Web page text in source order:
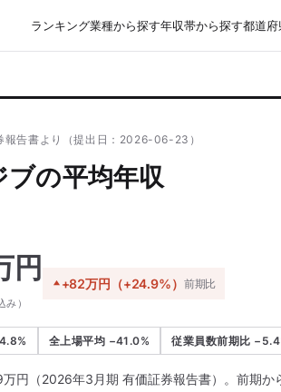
ランキング業種から探す年収帯から探す都道府
報告書より（提出日：2026-06-23）
の平均年収
円
）
+82万円（+24.9%） 前期比
全上場平均 −41.0% 従業員数前期比
円（2026年3月期 有価証券報告書）。前期